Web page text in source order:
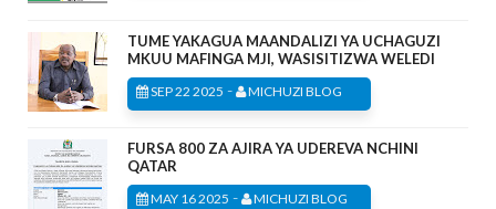
TUME YAKAGUA MAANDALIZI YA UCHAGUZI
MKUU MAFINGA MJI, WASISITIZWA WELEDI
SEP 22 2025 - MICHUZI BLOG
FURSA 800 ZA AJIRA YA UDEREVA NCHINI
QATAR
MAY 16 2025 - MICHUZI BLOG